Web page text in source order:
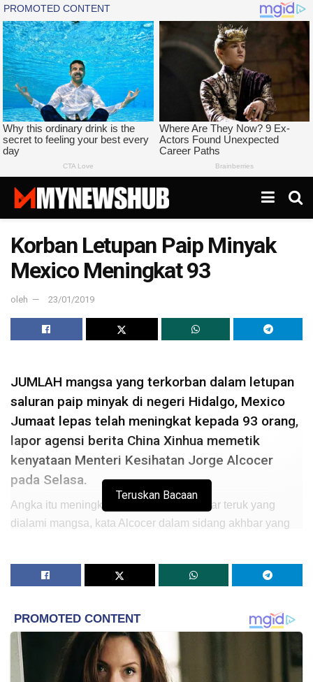
Korban Letupan Paip Minyak
Mexico Meningkat 93
oleh 23/01/2019
JUMLAH mangsa yang terkorban dalam letupan
saluran paip minyak di negeri Hidalgo, Mexico
Jumaat lepas telah meningkat kepada 93 orang,
lapor agensi berita China Xinhua memetik
kenyataan Menteri Kesihatan Jorge Alcocer
pada Selasa.
Angka itu meningkat susulan luka terbakar teruk yang
dialami mangsa, kata Alcocer dalam sidang akhbar yang
Sejumlah 46 orang lagi masih dirawat di hospital termasuk
dengan prognosis buruk,”
Pada Isnin, seorang lagi pesakit telah dipindahkan ke
sebuah hospital pakar luka terbakar di Galveston, Texas di
Teruskan Bacaan